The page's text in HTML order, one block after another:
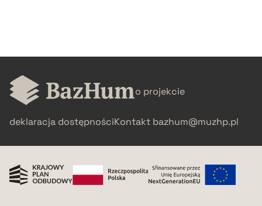
pobierz cytat
o projekcie
deklaracja dostępnościKontakt bazhum@muzhp.pl